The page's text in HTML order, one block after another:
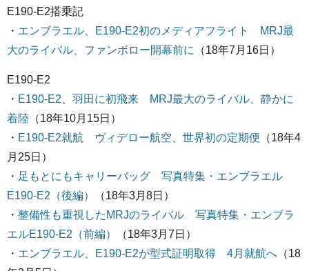
E190-E2搭乗記
・ エンブラエル、E190-E2初のメディアフライト MRJ最
大のライバル、ファンボロー開幕前に
（18年7月16日）
E190-E2
・ E190-E2、羽田に初飛来 MRJ最大のライバル、静かに
着陸 （18年10月15日）
・ E190-E2就航 ヴィデロー航空、世界初の定期便 （18年4
月25日）
・ 足もとにもキャリーバッグ 写真特集・エンブラエル
E190-E2（後編）
（18年3月8日）
・ 整備性も重視したMRJのライバル 写真特集・エンブラ
エルE190-E2（前編）
（18年3月7日）
・ エンブラエル、E190-E2が型式証明取得 4月就航へ （18